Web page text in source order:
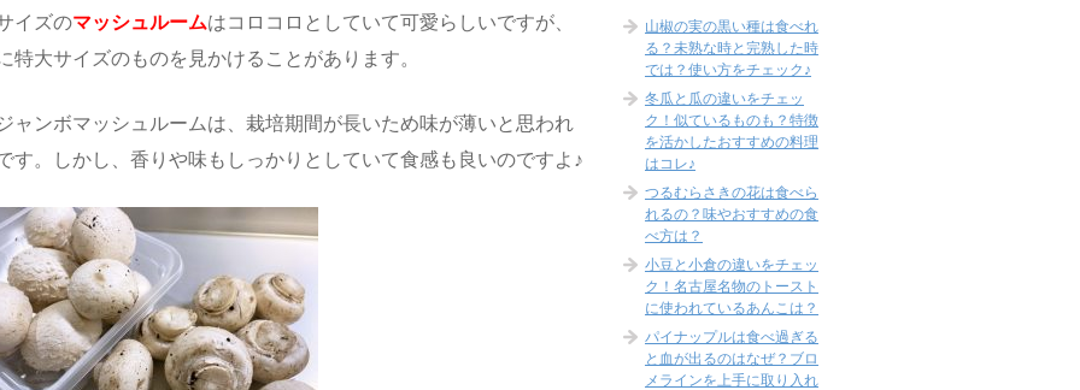
イズのマッシュルームはコロコロとしていて可愛らしいですが、
特大サイズのものを見かけることがあります。
ャンボマッシュルームは、栽培期間が長いため味が薄いと思われ
す。しかし、香りや味もしっかりとしていて食感も良いのですよ♪
山椒の実の黒い種は食べれ
る？未熟な時と完熟した時
では？使い方をチェック♪
冬瓜と瓜の違いをチェッ
ク！似ているものも？特徴
を活かしたおすすめの料理
はコレ♪
つるむらさきの花は食べら
れるの？味やおすすめの食
べ方は？
小豆と小倉の違いをチェッ
ク！名古屋名物のトースト
に使われているあんこは？
パイナップルは食べ過ぎる
と血が出るのはなぜ？ブロ
メラインを上手に取り入れ